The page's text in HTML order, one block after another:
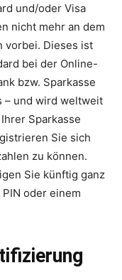
und/oder Visa
nicht mehr an dem
vorbei. Dieses ist
bei der Online-
bzw. Sparkasse
– und wird weltweit
Sparkasse
Sie sich
zu können.
Sie künftig ganz
oder einem